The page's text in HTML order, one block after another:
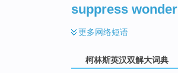
suppress wonder
更多网络短语
柯林斯英汉双解大词典